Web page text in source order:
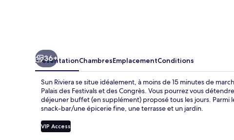
36+
PrésentationChambresEmplacementConditions
Sun Riviera se situe idéalement, à moins de 15 minutes de
Palais des Festivals et des Congrès. Vous pourrez vous
déjeuner buffet (en supplément) proposé tous les jours.
snack-bar/une épicerie fine, une terrasse et un jardin.
VIP Access